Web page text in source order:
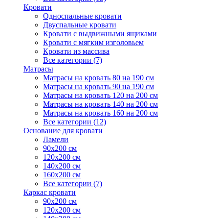
Кровати
Односпальные кровати
Двуспальные кровати
Кровати с выдвижными ящиками
Кровати с мягким изголовьем
Кровати из массива
Все категории (7)
Матрасы
Матрасы на кровать 80 на 190 см
Матрасы на кровать 90 на 190 см
Матрасы на кровать 120 на 200 см
Матрасы на кровать 140 на 200 см
Матрасы на кровать 160 на 200 см
Все категории (12)
Основание для кровати
Ламели
90х200 см
120х200 см
140х200 см
160х200 см
Все категории (7)
Каркас кровати
90х200 см
120х200 см